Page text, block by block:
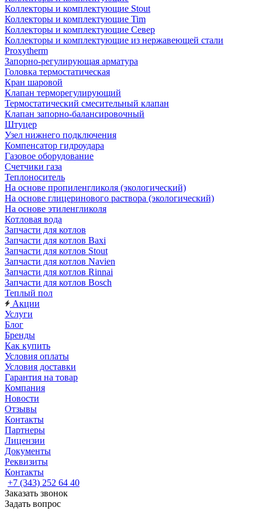
Коллекторы и комплектующие Stout
Коллекторы и комплектующие Tim
Коллекторы и комплектующие Север
Коллекторы и комплектующие из нержавеющей стали
Proxytherm
Запорно-регулирующая арматура
Головка термостатическая
Кран шаровой
Клапан терморегулирующий
Термостатический смесительный клапан
Клапан запорно-балансировочный
Штуцер
Узел нижнего подключения
Компенсатор гидроудара
Газовое оборудование
Счетчики газа
Теплоноситель
На основе пропиленгликоля (экологический)
На основе глицеринового раствора (экологический)
На основе этиленгликоля
Котловая вода
Запчасти для котлов
Запчасти для котлов Baxi
Запчасти для котлов Stout
Запчасти для котлов Navien
Запчасти для котлов Rinnai
Запчасти для котлов Bosch
Теплый пол
Акции
Услуги
Блог
Бренды
Как купить
Условия оплаты
Условия доставки
Гарантия на товар
Компания
Новости
Отзывы
Контакты
Партнеры
Лицензии
Документы
Реквизиты
Контакты
+7 (343) 252 64 40
Заказать звонок
Задать вопрос